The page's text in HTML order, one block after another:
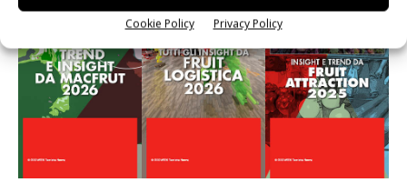
Cookie Policy Privacy Policy